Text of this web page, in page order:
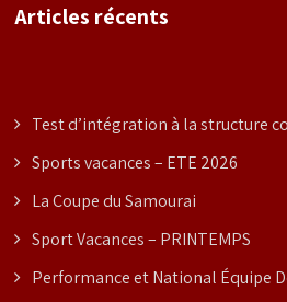
Articles récents
Test d’intégration à la structure
Sports vacances – ETE 2026
La Coupe du Samourai
Sport Vacances – PRINTEMPS
Performance et National Équipe